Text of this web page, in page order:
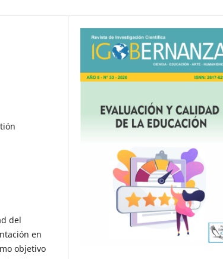
del
en
objetivo